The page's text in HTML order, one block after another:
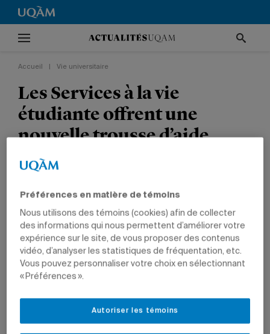
Accueil Vie universitaire
Les Services à la vie
étudiante offrent une
nouvelle trousse d’aide
pour le trimestre
d’automne
VIE UNIVERSITAIRE ÉTUDIANTS
Mis à jour le 17 septembre 2014 à 18 h 09
Préférences en matière de témoins
Nous utilisons des témoins (cookies) afin de collecter
des informations qui nous permettent d’améliorer votre
expérience sur le site, de vous proposer des contenus
vidéo, d’analyser les statistiques de fréquentation, etc.
Vous pouvez personnaliser votre choix en sélectionnant
« Préférences ».
Autoriser les témoins